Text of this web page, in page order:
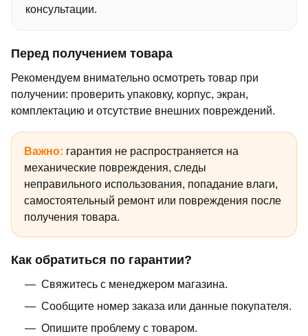
консультации.
Перед получением товара
Рекомендуем внимательно осмотреть товар при
получении: проверить упаковку, корпус, экран,
комплектацию и отсутствие внешних повреждений.
Важно: гарантия не распространяется на
механические повреждения, следы
неправильного использования, попадание влаги,
самостоятельный ремонт или повреждения после
получения товара.
Как обратиться по гарантии?
Свяжитесь с менеджером магазина.
Сообщите номер заказа или данные покупателя.
Опишите проблему с товаром.